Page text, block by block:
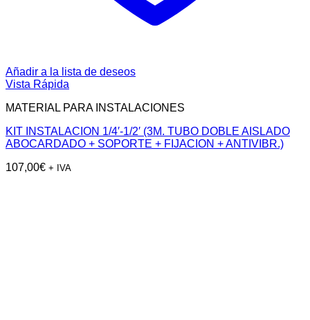
Añadir a la lista de deseos
Vista Rápida
MATERIAL PARA INSTALACIONES
KIT INSTALACION 1/4′-1/2′ (3M. TUBO DOBLE AISLADO
ABOCARDADO + SOPORTE + FIJACION + ANTIVIBR.)
107,00€ + IVA